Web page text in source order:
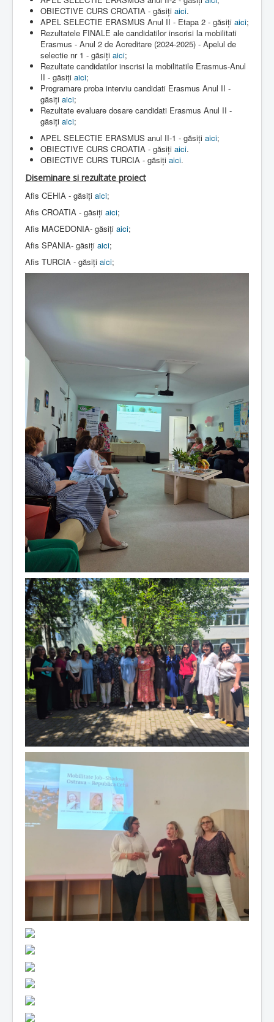
OBIECTIVE CURS CROATIA - găsiți aici.
APEL SELECTIE ERASMUS Anul II - Etapa 2 - găsiți aici;
Rezultatele FINALE ale candidatilor inscrisi la mobilitati
Erasmus - Anul 2 de Acreditare (2024-2025) - Apelul de
selectie nr 1 - găsiți aici;
Rezultate candidatilor inscrisi la mobilitatile Erasmus-Anul
II - găsiți aici;
Programare proba interviu candidati Erasmus Anul II -
găsiți aici;
Rezultate evaluare dosare candidati Erasmus Anul II -
găsiți aici;
APEL SELECTIE ERASMUS anul II-1 - găsiți aici;
OBIECTIVE CURS CROATIA - găsiți aici.
OBIECTIVE CURS TURCIA - găsiți aici.
Diseminare si rezultate proiect
Afis CEHIA - găsiți aici;
Afis CROATIA - găsiți aici;
Afis MACEDONIA- găsiți aici;
Afis SPANIA- găsiți aici;
Afis TURCIA - găsiți aici;